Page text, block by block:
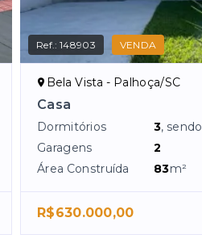
Ref.:148903 VENDA
Bela Vista - Palhoça/SC
Casa
Dormitórios 3, sendo
Garagens
2
Área Construída
83m²
R$630.000,00